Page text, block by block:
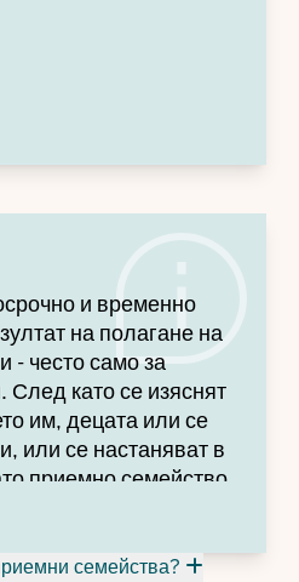
и временно
на полагане на
- често само за
като се изяснят
им, децата или се
или се настаняват в
приемно семейство
подготвени за
семейства?